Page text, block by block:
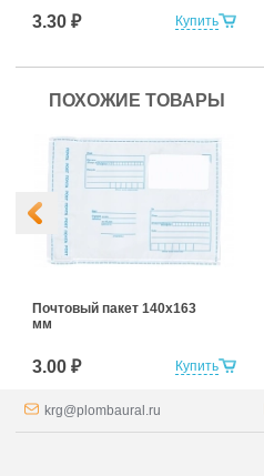
Купить
3.30 ₽
ПОХОЖИЕ ТОВАРЫ
Купить
Почтовый пакет 140х163
мм
3.00 ₽
krg@plombaural.ru